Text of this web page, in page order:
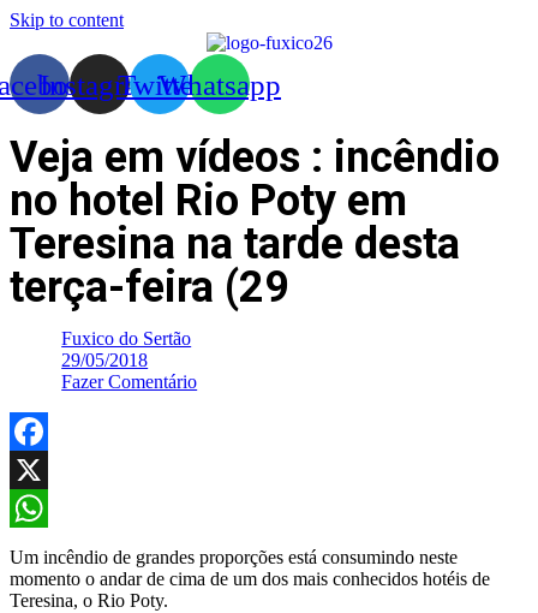
Skip to content
InstagramTwitterWhatsapp
Veja em vídeos : incêndio
no hotel Rio Poty em
Teresina na tarde desta
terça-feira (29
Fuxico do Sertão
29/05/2018
Fazer Comentário
Facebook
X
WhatsApp
Um incêndio de grandes proporções está consumindo neste
momento o andar de cima de um dos mais conhecidos hotéis de
Teresina, o Rio Poty.